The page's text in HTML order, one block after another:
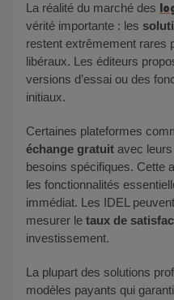
La réalité du marché des
vérité importante : les
restent extrêmement rares
libéraux. Les éditeurs
versions d’essai ou des
initiaux.
Certaines plateformes
échange gratuit avec
besoins spécifiques. Cette
les fonctionnalités
immédiat. Les IDEL
mesurer le taux de
investissement.
La plupart des solutions professionnelles privilégient des
modèles payants qui